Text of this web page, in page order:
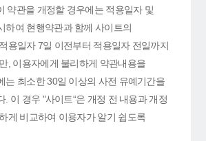
약관을 개정할 경우에는 적용일자 및
하여 현행약관과 함께 사이트의
용일자 7일 이전부터 적용일자 전일까지
, 이용자에게 불리하게 약관내용을
는 최소한 30일 이상의 사전 유예기간을
. 이 경우 "사이트“은 개정 전 내용과 개정
게 비교하여 이용자가 알기 쉽도록